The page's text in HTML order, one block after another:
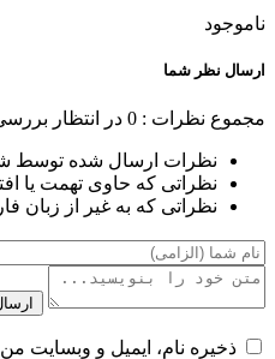
ناموجود
ارسال نظر شما
مجموع نظرات : 0 در انتظار بررسی
نظرات ارسال شده توسط
نظراتی که حاوی تهمت یا
نظراتی که به غیر از زبان
ذخیره نام، ایمیل و وبسایت